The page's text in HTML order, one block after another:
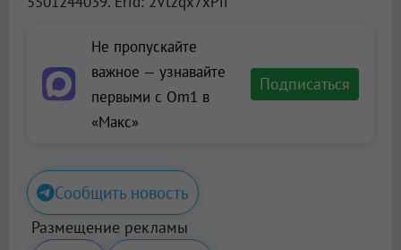
Не пропускайте
важное — узнавайте
первыми с Om1 в
«Макс»
Подписаться
Сообщить новость
Размещение рекламы